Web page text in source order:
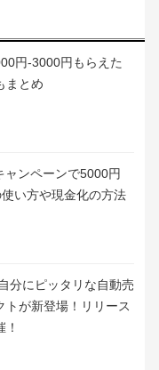
円-3000円もらえた
まとめ
ャンペーンで5000円
い方や現金化の方法
分にピッタリな自動売
トが新登場！リリース